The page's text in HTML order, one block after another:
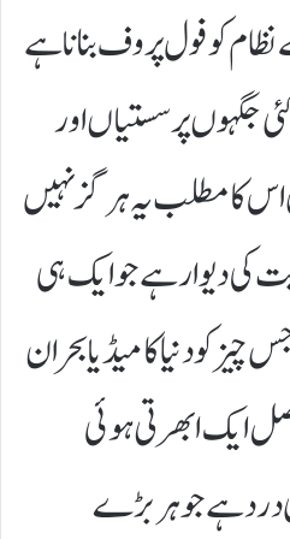
کو فول پروف بنانا ہے
جگہوں پر سستیاں اور
کا مطلب یہ ہرگز نہیں
کی دیوار ہے جو ایک ہی
کو دنیا کا میڈیا بحران
ایک ابھرتی ہوئی
درد ہے جو ہر بڑے